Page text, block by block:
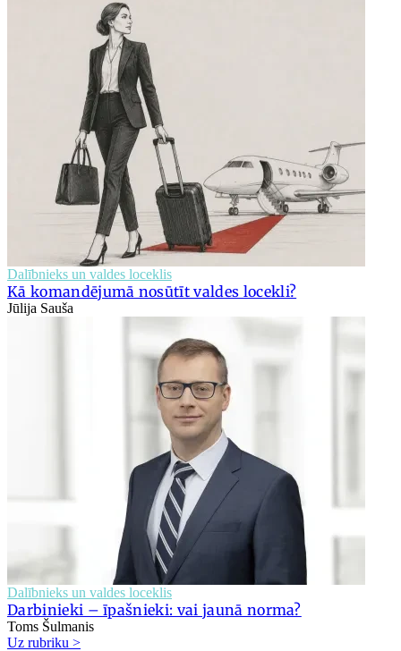
Dalībnieks un valdes loceklis
Kā komandējumā nosūtīt valdes locekli?
Jūlija Sauša
Dalībnieks un valdes loceklis
Darbinieki – īpašnieki: vai jaunā norma?
Toms Šulmanis
Uz rubriku >